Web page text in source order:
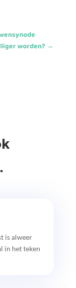
worden? →
is alweer
in het teken